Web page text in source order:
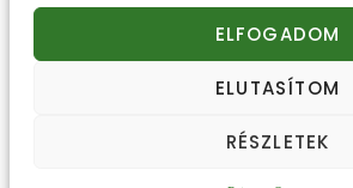
ELFOGADOM
ELUTASÍTOM
RÉSZLETEK
Honlapunk sütiket (cookie) használ.
Elfogadom
© 2026. Minden jog fenntartva.